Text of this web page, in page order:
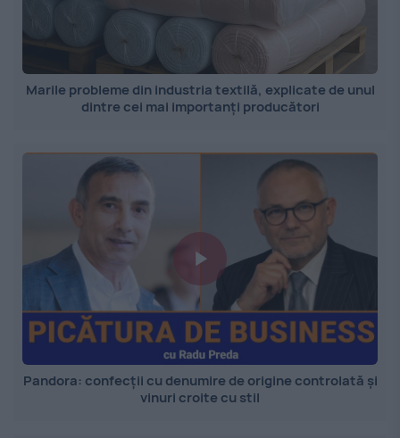
Marile probleme din industria textilă, explicate de unul
dintre cei mai importanți producători
Pandora: confecții cu denumire de origine controlată și
vinuri croite cu stil